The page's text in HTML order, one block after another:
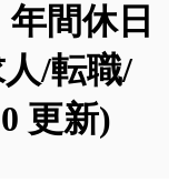
間休日
/転職/
更新)